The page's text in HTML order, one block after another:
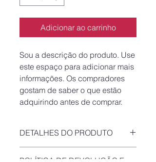
Adicionar ao carrinho
Sou a descrição do produto. Use
este espaço para adicionar mais
informações. Os compradores
gostam de saber o que estão
adquirindo antes de comprar.
DETALHES DO PRODUTO